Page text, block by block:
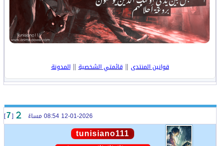
قوانين المنتدى ||قائمتي الشخصية||المدونة
[
7
]
tunisiano111